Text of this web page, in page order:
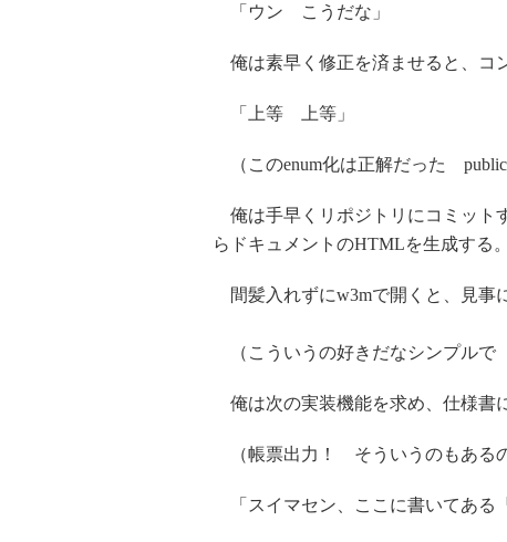
「ウン こうだな」
俺は素早く修正を済ませると、コ
「上等 上等」
（このenum化は正解だった public
俺は手早くリポジトリにコミット
らドキュメントのHTMLを生成する。
間髪入れずにw3mで開くと、見事
（こういうの好きだなシンプルで
俺は次の実装機能を求め、仕様書
（帳票出力！ そういうのもあるの
「スイマセン、ここに書いてある